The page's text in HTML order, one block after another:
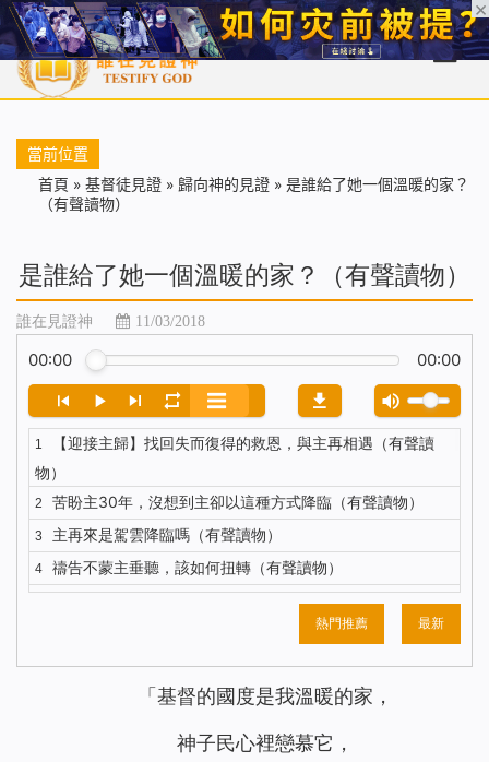
首頁 每日靈糧 天國福音 基督徒見證 信仰解答 聖經
當前位置
首頁 » 基督徒見證 » 歸向神的見證 » 是誰給了她一個溫暖的家？
（有聲讀物）
是誰給了她一個溫暖的家？（有聲讀物）
誰在見證神 11/03/2018
00:00 00:00
1
【迎接主歸】找回失而復得的救恩，與主再相遇（有聲讀
物）
2 苦盼主30年，沒想到主卻以這種方式降臨（有聲讀物）
3 主再來是駕雲降臨嗎（有聲讀物）
4 禱告不蒙主垂聽，該如何扭轉（有聲讀物）
五餅二魚背後，主耶穌的心思到底是什麼？（有聲讀物）
你知道主耶穌復活顯現的更深意義嗎？（有聲讀物）
7 對聖經的這種觀念，讓我險些錯過主的再來（有聲讀物）
我終於明白了什麼才是有意義的人生（有聲讀物）
解決禱告中的3個問題，我們的禱告才能蒙主垂聽（有聲讀
熱門推薦 最新
「基督的國度是我溫暖的家，
神子民心裡戀慕它，